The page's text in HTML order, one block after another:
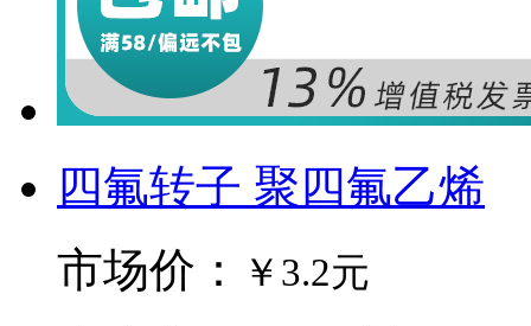
四氟转子 聚四氟乙烯
市场价：
￥3.2元